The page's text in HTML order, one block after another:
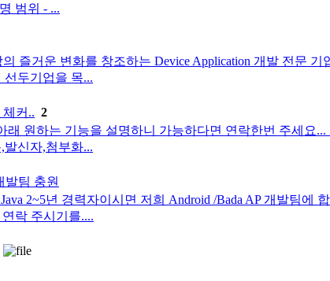
범위 - ...
즐거운 변화를 창조하는 Device Application 개발 전문 기
선두기업을 목...
커.. 2
원하는 기능을 설명하니 가능하다면 연락한번 주세요
신자,첨부화...
발팀 충원
2~5년 경력자이시면 저희 Android /Bada AP 개발팀
락 주시기를....